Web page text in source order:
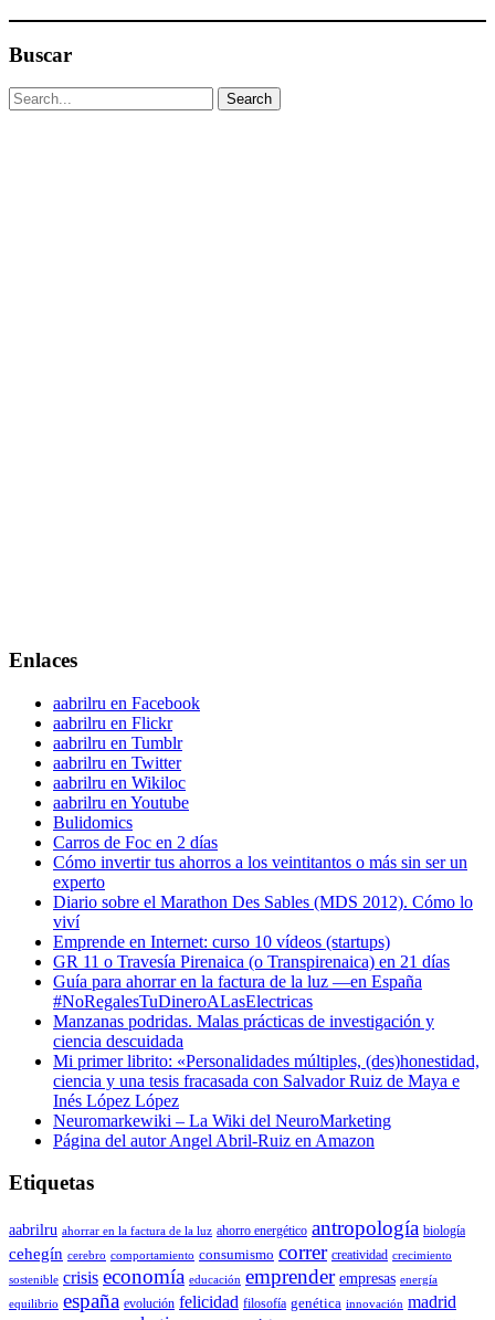
Buscar
Enlaces
aabrilru en Facebook
aabrilru en Flickr
aabrilru en Tumblr
aabrilru en Twitter
aabrilru en Wikiloc
aabrilru en Youtube
Bulidomics
Carros de Foc en 2 días
Cómo invertir tus ahorros a los veintitantos o más sin ser un
experto
Diario sobre el Marathon Des Sables (MDS 2012). Cómo lo
viví
Emprende en Internet: curso 10 vídeos (startups)
GR 11 o Travesía Pirenaica (o Transpirenaica) en 21 días
Guía para ahorrar en la factura de la luz —en España
#NoRegalesTuDineroALasElectricas
Manzanas podridas. Malas prácticas de investigación y
ciencia descuidada
Mi primer librito: «Personalidades múltiples, (des)honestidad,
ciencia y una tesis fracasada con Salvador Ruiz de Maya e
Inés López López
Neuromarkewiki – La Wiki del NeuroMarketing
Página del autor Angel Abril-Ruiz en Amazon
Etiquetas
aabrilru ahorrar en la factura de la luz ahorro energético antropología biología
cehegín cerebro comportamiento consumismo correr creatividad crecimiento
sostenible crisis economía educación emprender empresas energía
equilibrio españa evolución felicidad filosofía genética innovación madrid